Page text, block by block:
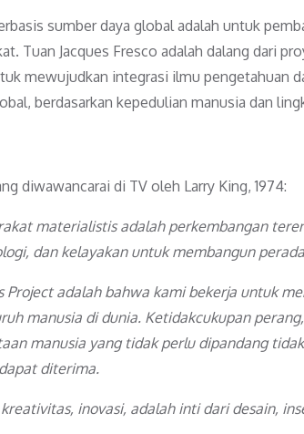
sumber daya global adalah untuk
Tuan Jacques Fresco adalah dalang dari
mewujudkan integrasi ilmu pengetahuan
berdasarkan kepedulian manusia dan
diwawancarai di TV oleh Larry King, 1974:
materialistis adalah perkembangan
dan kelayakan untuk membangun
Project adalah bahwa kami bekerja untuk
manusia di dunia. Ketidakcukupan
manusia yang tidak perlu dipandang
diterima.
inovasi, adalah inti dari desain,